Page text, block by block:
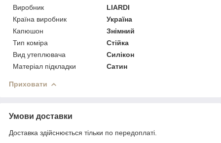
Виробник
LIARDI
Країна виробник
Україна
Капюшон
Знімний
Тип коміра
Стійка
Вид утеплювача
Силікон
Матеріал підкладки
Сатин
Приховати
Умови доставки
Доставка здійснюється тільки по передоплаті.